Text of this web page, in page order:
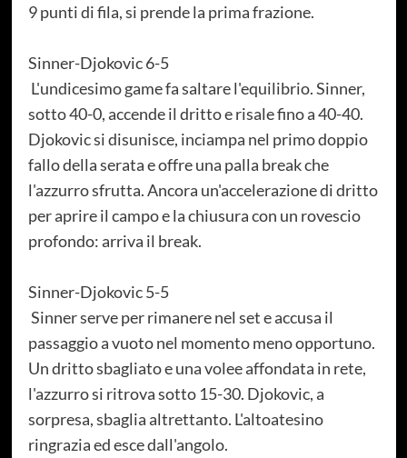
9 punti di fila, si prende la prima frazione.
Sinner-Djokovic 6-5
L'undicesimo game fa saltare l'equilibrio. Sinner,
sotto 40-0, accende il dritto e risale fino a 40-40.
Djokovic si disunisce, inciampa nel primo doppio
fallo della serata e offre una palla break che
l'azzurro sfrutta. Ancora un'accelerazione di dritto
per aprire il campo e la chiusura con un rovescio
profondo: arriva il break.
Sinner-Djokovic 5-5
Sinner serve per rimanere nel set e accusa il
passaggio a vuoto nel momento meno opportuno.
Un dritto sbagliato e una volee affondata in rete,
l'azzurro si ritrova sotto 15-30. Djokovic, a
sorpresa, sbaglia altrettanto. L'altoatesino
ringrazia ed esce dall'angolo.